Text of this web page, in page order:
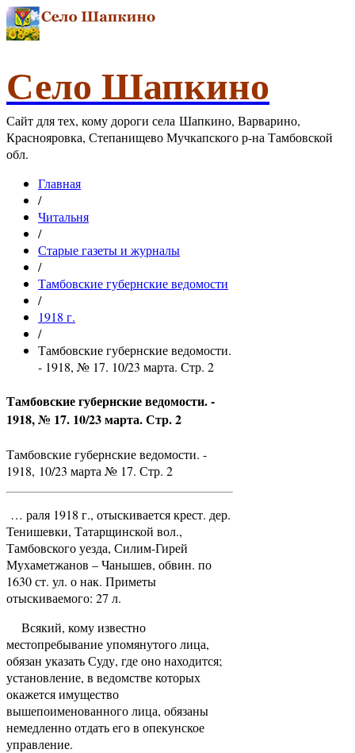
Село Шапкино
Сайт для тех, кому дороги села Шапкино, Варварино,
Краснояровка, Степанищево Мучкапского р-на Тамбовской
обл.
Главная
/
Читальня
/
Старые газеты и журналы
/
Тамбовские губернские ведомости
/
1918 г.
/
Тамбовские губернские ведомости.
- 1918, № 17. 10/23 марта. Стр. 2
Тамбовские губернские ведомости. -
1918, № 17. 10/23 марта. Стр. 2
Тамбовские губернские ведомости. -
1918, 10/23 марта № 17. Стр. 2
… раля 1918 г., отыскивается крест. дер.
Тенишевки, Татарщинской вол.,
Тамбовского уезда, Силим-Гирей
Мухаметжанов – Чанышев, обвин. по
1630 ст. ул. о нак. Приметы
отыскиваемого: 27 л.
Всякий, кому известно
местопребывание упомянутого лица,
обязан указать Суду, где оно находится;
установление, в ведомстве которых
окажется имущество
вышепоименованного лица, обязаны
немедленно отдать его в опекунское
управление.